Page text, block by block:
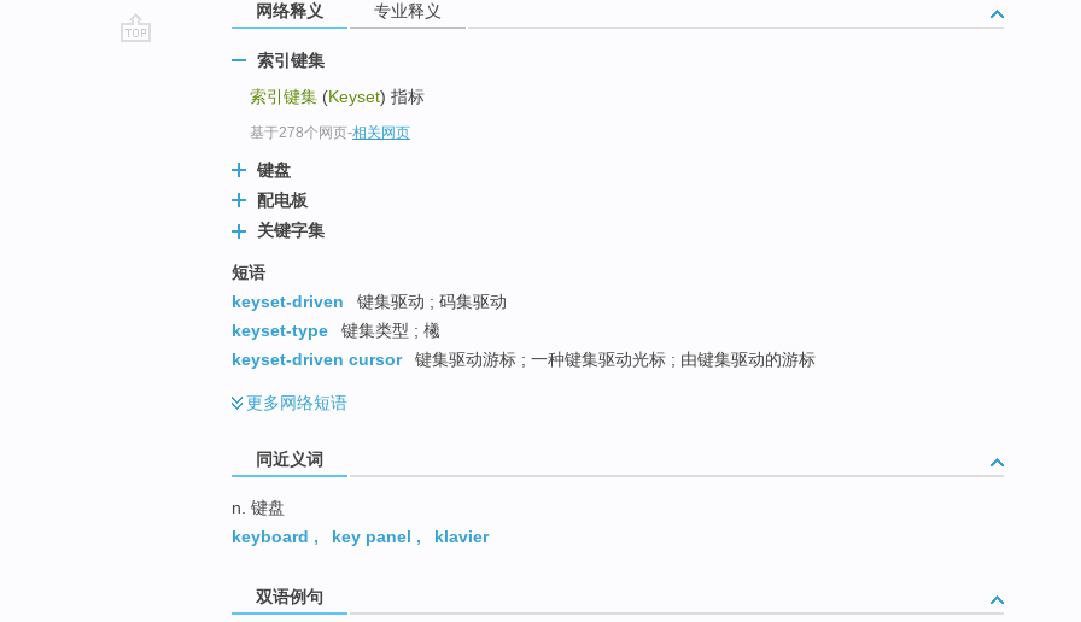
网络释义 专业释义
索引键集
索引键集 (Keyset) 指标
基于278个网页-相关网页
键盘
配电板
关键字集
短语
keyset-driven
键集驱动 ; 码集驱动
keyset-type
键集类型 ; 㰕
keyset-driven cursor
键集驱动游标 ; 一种键集驱动光标 ; 由键集驱动的游标
更多网络短语
同近义词
n. 键盘
keyboard , key panel , klavier
双语例句